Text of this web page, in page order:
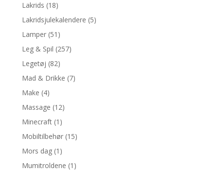
Lakrids (18)
Lakridsjulekalendere (5)
Lamper (51)
Leg & Spil (257)
Legetøj (82)
Mad & Drikke (7)
Make (4)
Massage (12)
Minecraft (1)
Mobiltilbehør (15)
Mors dag (1)
Mumitroldene (1)